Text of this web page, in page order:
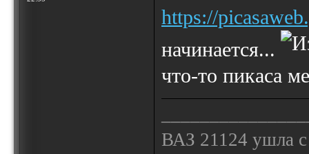
https://
начинается...
что-то пикаса
ВАЗ 21124 ушла